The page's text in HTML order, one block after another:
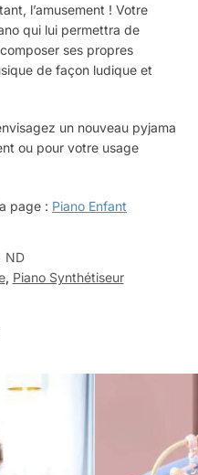
l’amusement ! Votre
qui lui permettra de
ses propres
de façon ludique et
un nouveau pyjama
ou pour votre usage
page : Piano Enfant
ND
, Piano Synthétiseur